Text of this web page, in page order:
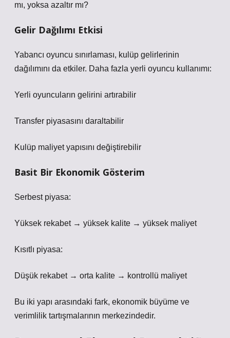
mı, yoksa azaltır mı?
Gelir Dağılımı Etkisi
Yabancı oyuncu sınırlaması, kulüp gelirlerinin
dağılımını da etkiler. Daha fazla yerli oyuncu kullanımı:
Yerli oyuncuların gelirini artırabilir
Transfer piyasasını daraltabilir
Kulüp maliyet yapısını değiştirebilir
Basit Bir Ekonomik Gösterim
Serbest piyasa:
Yüksek rekabet → yüksek kalite → yüksek maliyet
Kısıtlı piyasa:
Düşük rekabet → orta kalite → kontrollü maliyet
Bu iki yapı arasındaki fark, ekonomik büyüme ve
verimlilik tartışmalarının merkezindedir.